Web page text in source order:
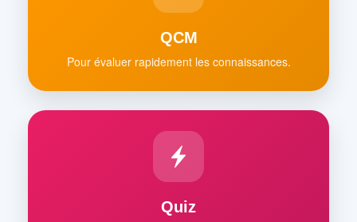
QCM
Pour évaluer rapidement les connaissances.
Quiz